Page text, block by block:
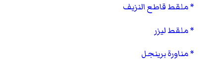
ملقط قاطع النزيف
ملقط ليزر
مناورة برينجل